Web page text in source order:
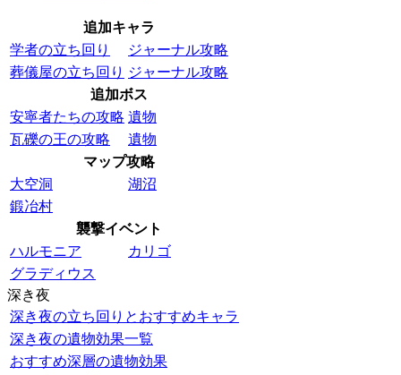
追加キャラ
学者の立ち回り
ジャーナル攻略
葬儀屋の立ち回り ジャーナル攻略
追加ボス
安寧者たちの攻略 遺物
瓦礫の王の攻略
遺物
マップ攻略
大空洞
湖沼
鍛冶村
襲撃イベント
ハルモニア
カリゴ
グラディウス
深き夜
深き夜の立ち回りとおすすめキャラ
深き夜の遺物効果一覧
おすすめ深層の遺物効果